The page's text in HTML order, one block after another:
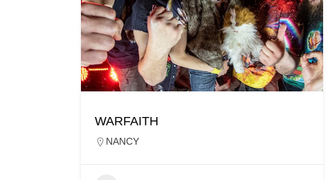
WARFAITH
NANCY